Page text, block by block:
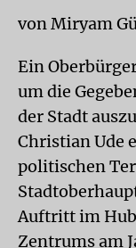
von Miryam
Ein
um die
der Stadt
Christian Ude
politischen
Auftritt im
Zentrums am